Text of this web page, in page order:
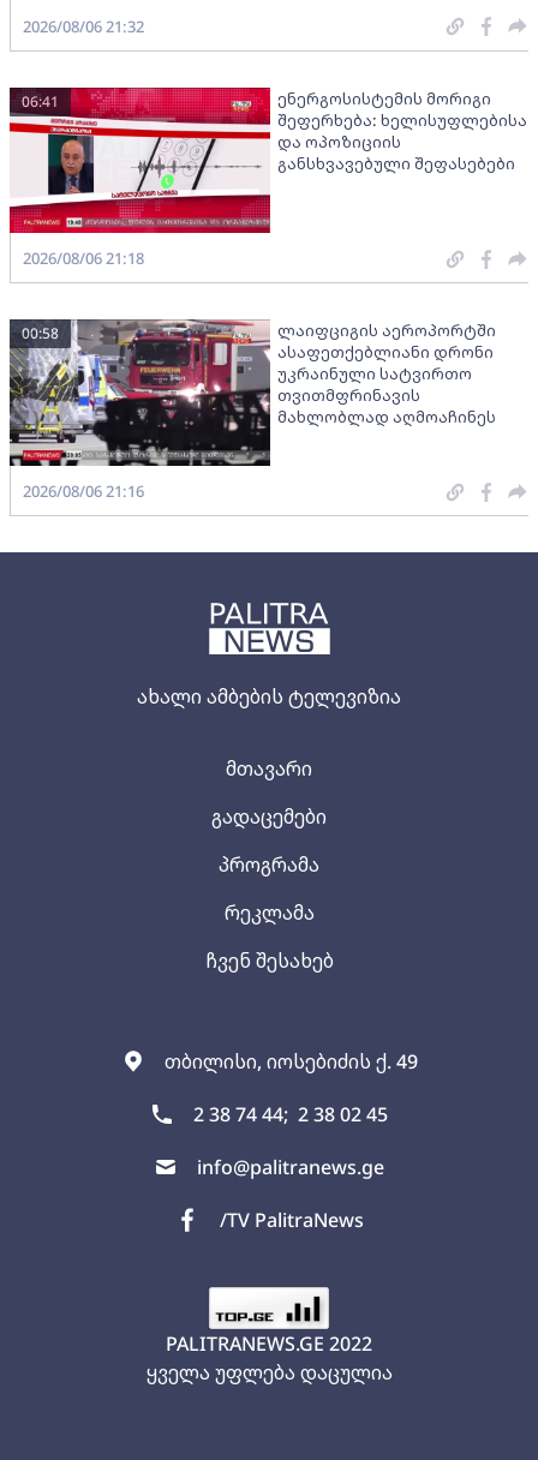
ახალი ამბების ტელევიზია
თბილისი, იოსებიძის ქ. 49
2 38 74 44; 2 38 02 45
info@palitranews.ge
/TV PalitraNews
მთავარი
გადაცემები
პროგრამა
რეკლამა
ჩვენ შესახებ
PALITRANEWS.GE 2022
ყველა უფლება დაცულია
2026/08/06 21:32
ენერგოსისტემის მორიგი
შეფერხება: ხელისუფლებისა
და ოპოზიციის
განსხვავებული შეფასებები
06:41
2026/08/06 21:18
ლაიფციგის აეროპორტში
ასაფეთქებლიანი დრონი
უკრაინული სატვირთო
თვითმფრინავის
მახლობლად აღმოაჩინეს
00:58
2026/08/06 21:16